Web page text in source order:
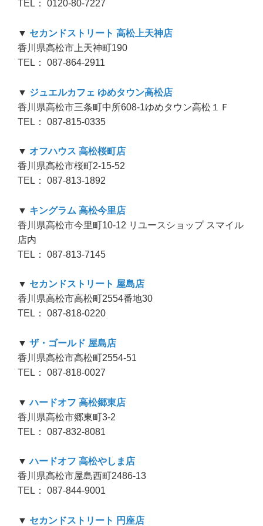
TEL： 0120-80-7227
▼ セカンドストリート 高松上天神店
香川県高松市上天神町190
TEL： 087-864-2911
▼ ジュエルカフェ ゆめタウン高松店
香川県高松市三条町中所608-1ゆめタウン高松１Ｆ
TEL： 087-815-0335
▼ オフハウス 高松桜町店
香川県高松市桜町2-15-52
TEL： 087-813-1892
▼ キングラム 高松今里店
香川県高松市今里町10-12 リユースショップ スマイル
店内
TEL： 087-813-7145
▼ セカンドストリート 屋島店
香川県高松市高松町2554番地30
TEL： 087-818-0220
▼ ザ・ゴールド 屋島店
香川県高松市高松町2554-51
TEL： 087-818-0027
▼ ハードオフ 高松郷東店
香川県高松市郷東町3-2
TEL： 087-832-8081
▼ ハードオフ 高松やしま店
香川県高松市屋島西町2486-13
TEL： 087-844-9001
▼ セカンドストリート 円座店